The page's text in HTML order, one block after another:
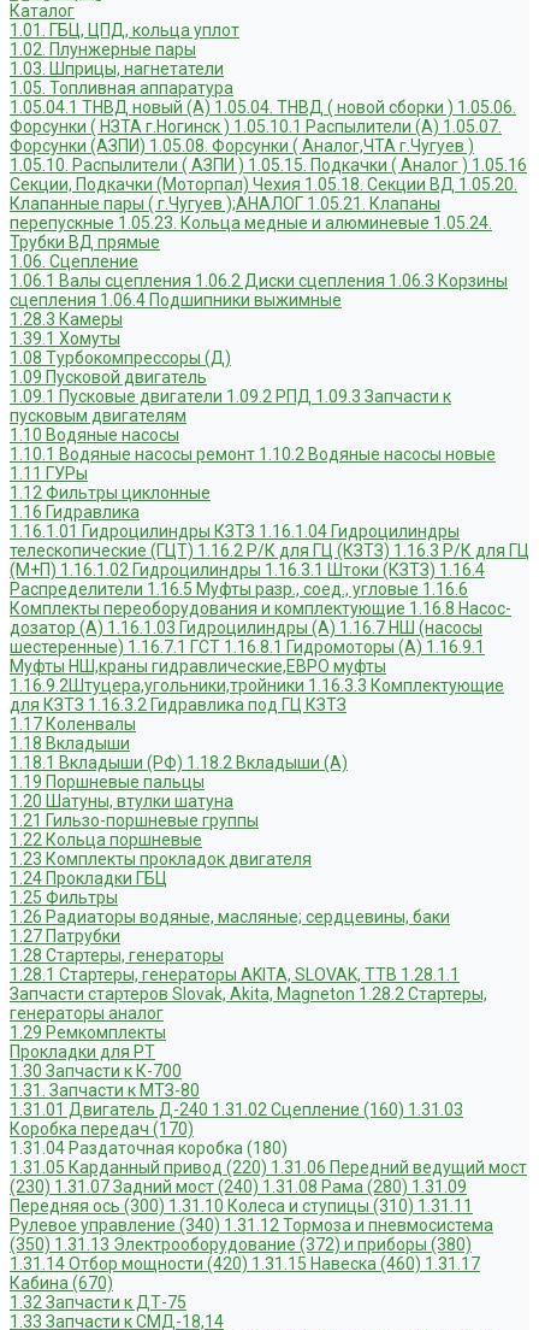
Каталог
1.01. ГБЦ, ЦПД, кольца уплот
1.02. Плунжерные пары
1.03. Шприцы, нагнетатели
1.05. Топливная аппаратура
1.05.04.1 ТНВД новый (А) 1.05.04. ТНВД ( новой сборки ) 1.05.06.
Форсунки ( НЗТА г.Ногинск ) 1.05.10.1 Распылители (А) 1.05.07.
Форсунки (АЗПИ) 1.05.08. Форсунки ( Аналог,ЧТА г.Чугуев )
1.05.10. Распылители ( АЗПИ ) 1.05.15. Подкачки ( Аналог ) 1.05.16
Секции, Подкачки (Моторпал) Чехия 1.05.18. Секции ВД 1.05.20.
Клапанные пары ( г.Чугуев );АНАЛОГ 1.05.21. Клапаны
перепускные 1.05.23. Кольца медные и алюминевые 1.05.24.
Трубки ВД прямые
1.06. Сцепление
1.06.1 Валы сцепления 1.06.2 Диски сцепления 1.06.3 Корзины
сцепления 1.06.4 Подшипники выжимные
1.28.3 Камеры
1.39.1 Хомуты
1.08 Турбокомпрессоры (Д)
1.09 Пусковой двигатель
1.09.1 Пусковые двигатели 1.09.2 РПД 1.09.3 Запчасти к
пусковым двигателям
1.10 Водяные насосы
1.10.1 Водяные насосы ремонт 1.10.2 Водяные насосы новые
1.11 ГУРы
1.12 Фильтры циклонные
1.16 Гидравлика
1.16.1.01 Гидроцилиндры КЗТЗ 1.16.1.04 Гидроцилиндры
телескопические (ГЦТ) 1.16.2 Р/К для ГЦ (КЗТЗ) 1.16.3 Р/К для ГЦ
(М+П) 1.16.1.02 Гидроцилиндры 1.16.3.1 Штоки (КЗТЗ) 1.16.4
Распределители 1.16.5 Муфты разр., соед., угловые 1.16.6
Комплекты переоборудования и комплектующие 1.16.8 Насос-
дозатор (А) 1.16.1.03 Гидроцилиндры (А) 1.16.7 НШ (насосы
шестеренные) 1.16.7.1 ГСТ 1.16.8.1 Гидромоторы (А) 1.16.9.1
Муфты НШ,краны гидравлические,ЕВРО муфты
1.16.9.2Штуцера,угольники,тройники 1.16.3.3 Комплектующие
для КЗТЗ 1.16.3.2 Гидравлика под ГЦ КЗТЗ
1.17 Коленвалы
1.18 Вкладыши
1.18.1 Вкладыши (РФ) 1.18.2 Вкладыши (А)
1.19 Поршневые пальцы
1.20 Шатуны, втулки шатуна
1.21 Гильзо-поршневые группы
1.22 Кольца поршневые
1.23 Комплекты прокладок двигателя
1.24 Прокладки ГБЦ
1.25 Фильтры
1.26 Радиаторы водяные, масляные; сердцевины, баки
1.27 Патрубки
1.28 Стартеры, генераторы
1.28.1 Стартеры, генераторы AKITA, SLOVAK, ТТВ 1.28.1.1
Запчасти стартеров Slovak, Akita, Magneton 1.28.2 Стартеры,
генераторы аналог
1.29 Ремкомплекты
Прокладки для РТ
1.30 Запчасти к К-700
1.31. Запчасти к МТЗ-80
1.31.01 Двигатель Д-240 1.31.02 Сцепление (160) 1.31.03
Коробка передач (170)
1.31.04 Раздаточная коробка (180)
1.31.05 Карданный привод (220) 1.31.06 Передний ведущий мост
(230) 1.31.07 Задний мост (240) 1.31.08 Рама (280) 1.31.09
Передняя ось (300) 1.31.10 Колеса и ступицы (310) 1.31.11
Рулевое управление (340) 1.31.12 Тормоза и пневмосистема
(350) 1.31.13 Электрооборудование (372) и приборы (380)
1.31.14 Отбор мощности (420) 1.31.15 Навеска (460) 1.31.17
Кабина (670)
1.32 Запчасти к ДТ-75
1.33 Запчасти к СМД-18,14